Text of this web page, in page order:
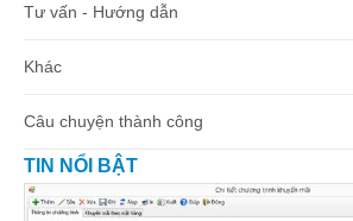
Tư vấn - Hướng dẫn
Khác
Câu chuyện thành công
TIN NỔI BẬT